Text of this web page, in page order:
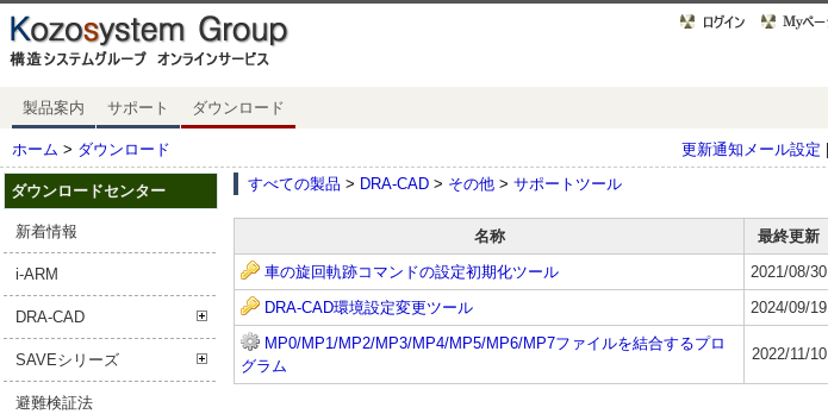
製品案内 サポート ダウンロード
ホーム > ダウンロード 更新通知メール設定
ダウンロードセンター
新着情報
i-ARM
DRA-CAD
SAVEシリーズ
避難検証法
すべての製品 > DRA-CAD > その他 > サポートツール
名称 最終更新
車の旋回軌跡コマンドの設定初期化ツール
2021/08/30
DRA-CAD環境設定変更ツール
2024/09/19
MP0/MP1/MP2/MP3/MP4/MP5/MP6/MP7ファイルを結合するプロ
グラム
2022/11/10